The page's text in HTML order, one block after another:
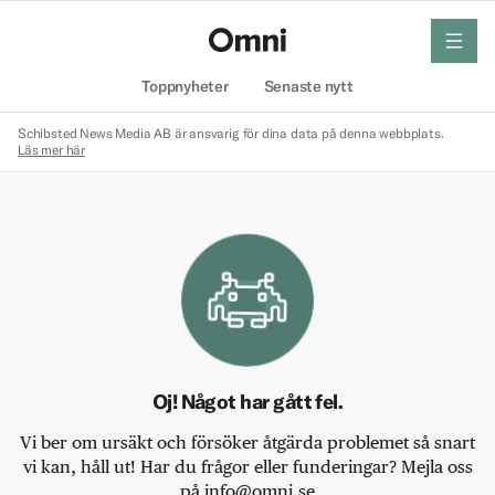
Toppnyheter Senaste nytt
meny
Schibsted News Media AB är ansvarig för dina data på denna webbplats.
Läs mer här
Oj! Något har gått fel.
Vi ber om ursäkt och försöker åtgärda problemet så snart
vi kan, håll ut! Har du frågor eller funderingar? Mejla oss